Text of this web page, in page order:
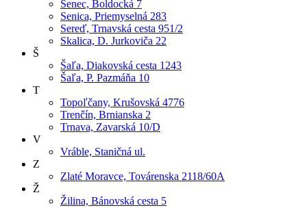
Senec, Boldocká 7
Senica, Priemyselná 283
Sereď, Trnavská cesta 951/2
Skalica, D. Jurkoviča 22
Š
Šaľa, Diakovská cesta 1243
Šaľa, P. Pazmáňa 10
T
Topoľčany, Krušovská 4776
Trenčín, Brnianska 2
Trnava, Zavarská 10/D
V
Vráble, Staničná ul.
Z
Zlaté Moravce, Továrenska 2118/60A
Ž
Žilina, Bánovská cesta 5